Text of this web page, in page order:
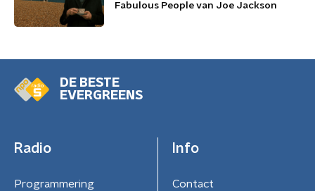
Fabulous People van Joe Jackson
DE BESTE
EVERGREENS
Radio
Programmering
Info
Contact